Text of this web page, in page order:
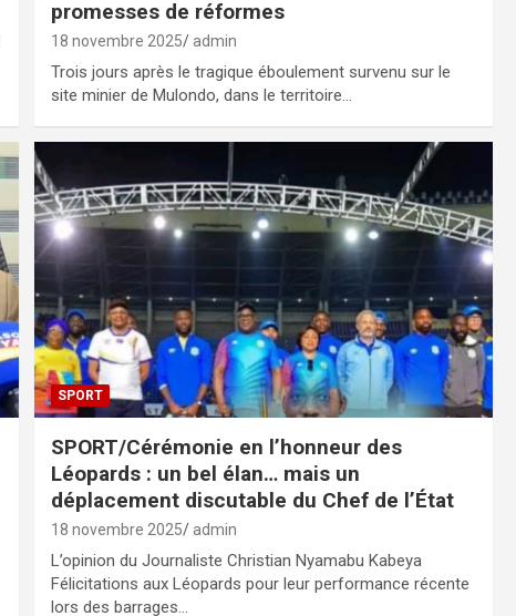
promesses de réformes
18 novembre 2025 admin
Trois jours après le tragique éboulement survenu sur le
site minier de Mulondo, dans le territoire…
SPORT
SPORT/Cérémonie en l’honneur des
Léopards : un bel élan… mais un
déplacement discutable du Chef de l’État
18 novembre 2025 admin
L’opinion du Journaliste Christian Nyamabu Kabeya
Félicitations aux Léopards pour leur performance récente
lors des barrages…